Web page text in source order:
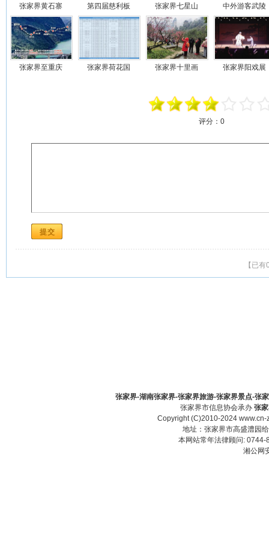
张家界黄石寨 第四届慈利板 张家界七星山 中外游客武陵
张家界至重庆 张家界荷花国 张家界十里画 张家界阳戏展
评分： 0
【已
张家界-湖南张家界-张家界旅游-张家界景点-张
张家界市信息协会承办 张
Copyright (C)2010-2024
地址：张家界市高盛澧园
本网站常年法律顾问:
湘公网